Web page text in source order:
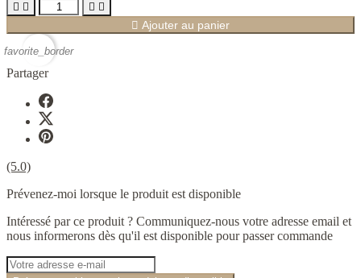
   
 Ajouter au panier
favorite_border
Partager
(5.0)
Prévenez-moi lorsque le produit est disponible
Intéressé par ce produit ? Communiquez-nous votre adresse email et
nous informerons dès qu'il est disponible pour passer commande